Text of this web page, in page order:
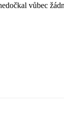
vůbec